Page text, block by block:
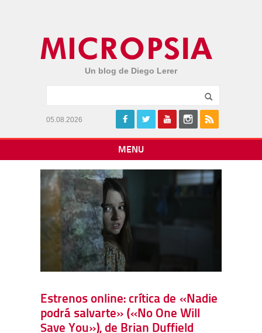
Un blog de Diego Lerer
05.08.2026
MENU
Estrenos online: crítica de «Nadie
podrá salvarte» («No One Will
Save You»), de Brian Duffield